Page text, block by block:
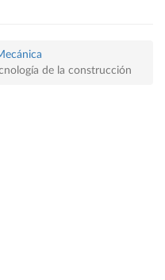
de la construcción